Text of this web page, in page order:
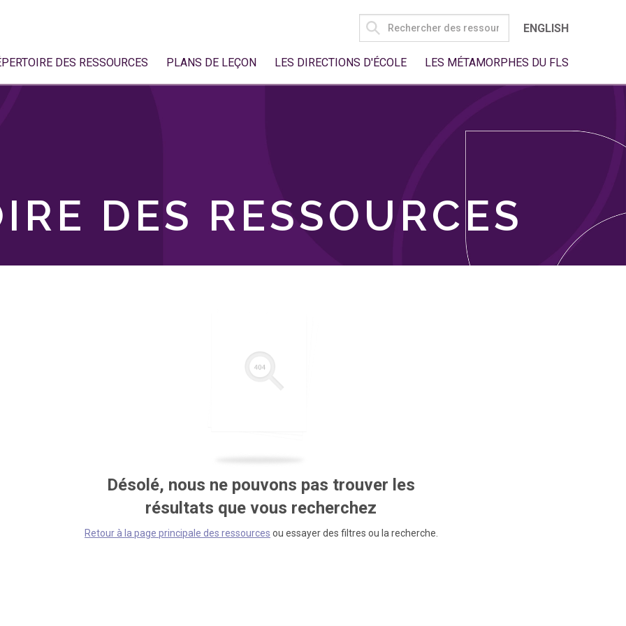
SEARCH
FOR:
ENGLISH
DES RESSOURCES PLANS DE LEÇON LES DIRECTIONS D'ÉCOLE LES MÉTAMORPHES DU FLS
DES RESSOURCES
Désolé, nous ne pouvons pas trouver les
résultats que vous recherchez
Retour à la page principale des ressources ou essayer des filtres ou la recherche.